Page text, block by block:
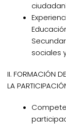
sociales
II. FORMACIÓN
LA